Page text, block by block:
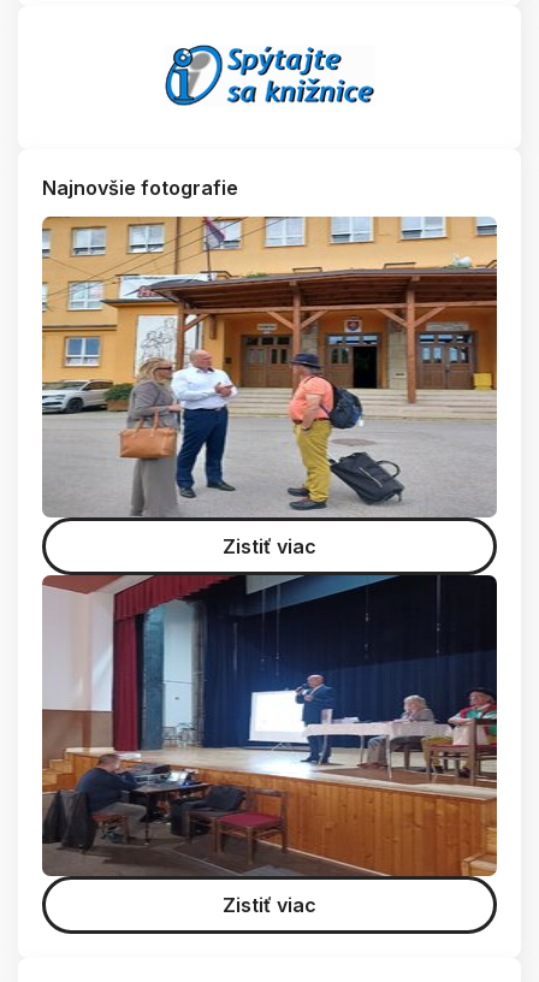
Najnovšie fotografie
Zistiť viac
Zistiť viac